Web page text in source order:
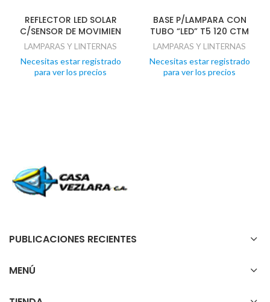
REFLECTOR LED SOLAR
C/SENSOR DE MOVIMIEN
LAMPARAS Y LINTERNAS
Necesitas estar registrado
para ver los precios
BASE P/LAMPARA CON
TUBO “LED” T5 120 CTM
LAMPARAS Y LINTERNAS
Necesitas estar registrado
para ver los precios
PUBLICACIONES RECIENTES
MENÚ